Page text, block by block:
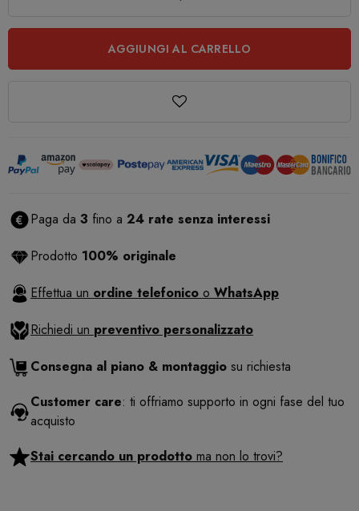
AGGIUNGI AL CARRELLO
Paga da 3 fino a 24 rate senza interessi
Prodotto 100% originale
Effettua un ordine telefonico o WhatsApp
Richiedi un preventivo personalizzato
Consegna al piano & montaggio su richiesta
Customer care: ti offriamo supporto in ogni fase del tuo
acquisto
Stai cercando un prodotto ma non lo trovi?